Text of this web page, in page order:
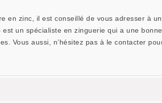
en zinc, il est conseillé de vous adresser à
un spécialiste en zinguerie qui a une
Vous aussi, n’hésitez pas à le contacter